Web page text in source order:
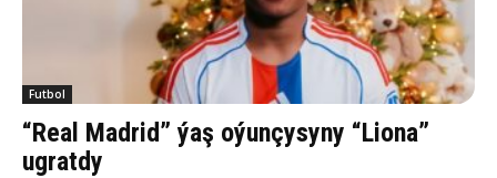
Futbol
“Real Madrid” ýaş oýunçysyny “Liona”
ugratdy